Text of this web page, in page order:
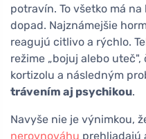
potravín. To všetko má
dopad. Najznámejšie
reagujú citlivo a rýchlo.
režime „bojuj alebo
kortizolu a následným
trávením aj psychikou.
Navyše nie je výnimkou,
nerovnováhu prehliadajú